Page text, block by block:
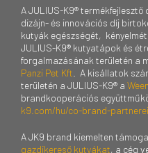
A JULIUS-K9®
dizájn- és innovációs díj
kutyák egészségét,
JULIUS-K9® kutyatápok és
forgalmazásának területén a
Panzi Pet Kft . A kisállatok
területén a JULIUS-K9® a
brandkooperációs
k9.com/hu/co-brand-
A JK9 brand kiemelten
gazdikereső kutyákat, a cég